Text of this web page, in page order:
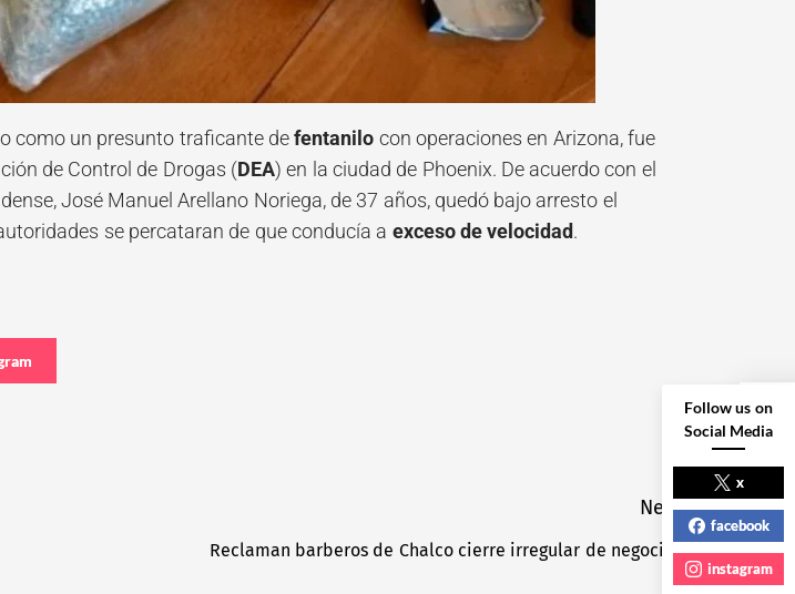
como un presunto traficante defentanilo con operaciones en Arizona, fue
de Control de Drogas (DEA) en la ciudad de Phoenix. De acuerdo con el
José Manuel Arellano Noriega, de 37 años, quedó bajo arresto el
se percataran de que conducía a exceso de velocidad.
Next
Next
post:
Reclaman barberos de Chalco cierre irregular de negocios
NEXT POST
Follow us on
Social Media
x
facebook
instagram